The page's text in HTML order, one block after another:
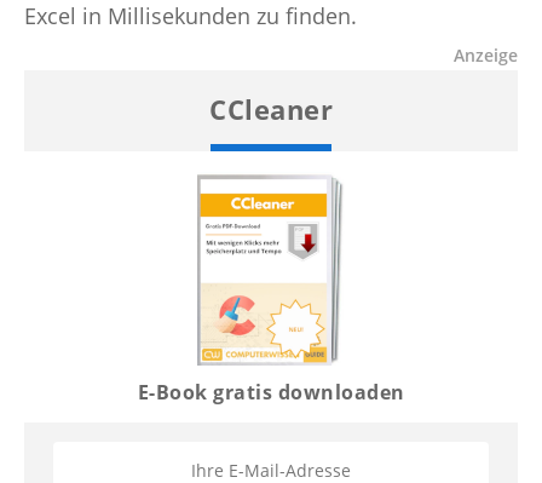
Excel in Millisekunden zu finden.